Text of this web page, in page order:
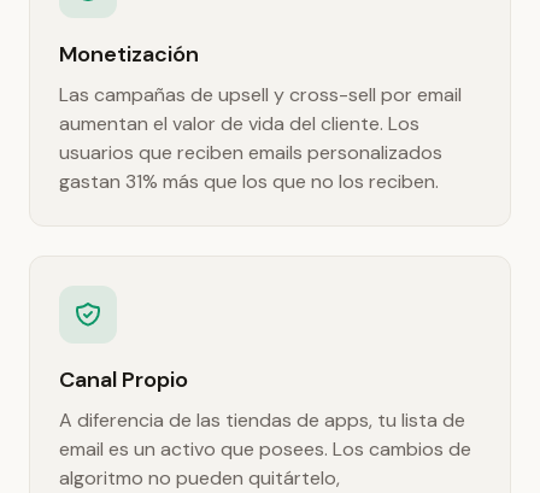
Monetización
Las campañas de upsell y cross-sell por email
aumentan el valor de vida del cliente. Los
usuarios que reciben emails personalizados
gastan 31% más que los que no los reciben.
Canal Propio
A diferencia de las tiendas de apps, tu lista de
email es un activo que posees. Los cambios de
algoritmo no pueden quitártelo,